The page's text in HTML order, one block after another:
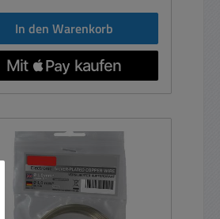
In den Warenkorb